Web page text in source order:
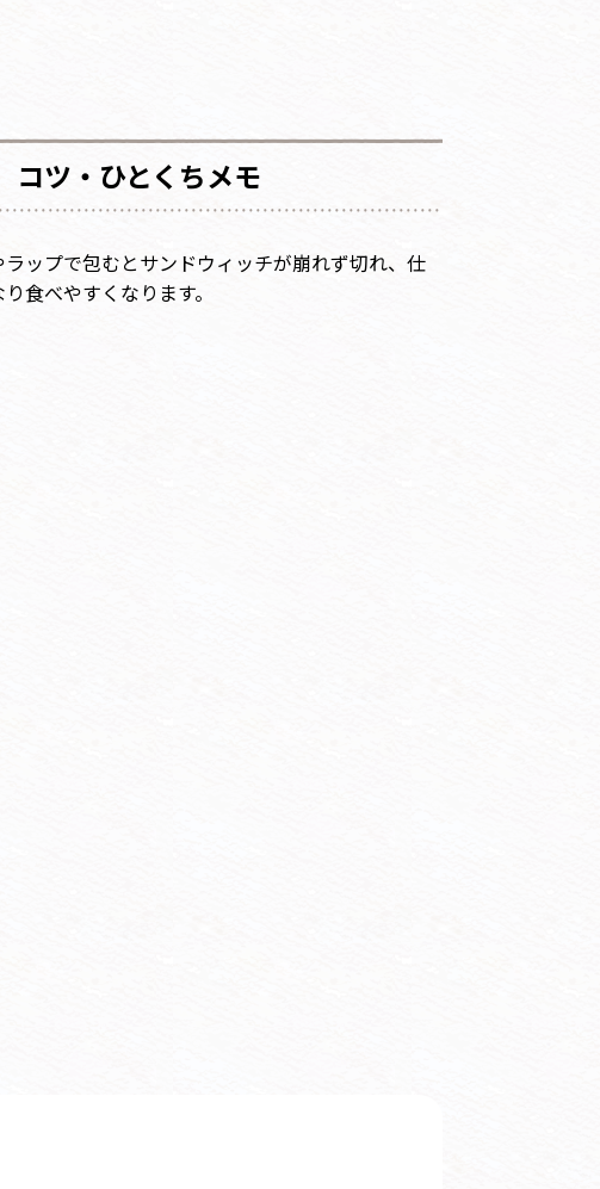
コツ・ひとくちメモ
ップで包むとサンドウィッチが崩れず切れ、仕
食べやすくなります。